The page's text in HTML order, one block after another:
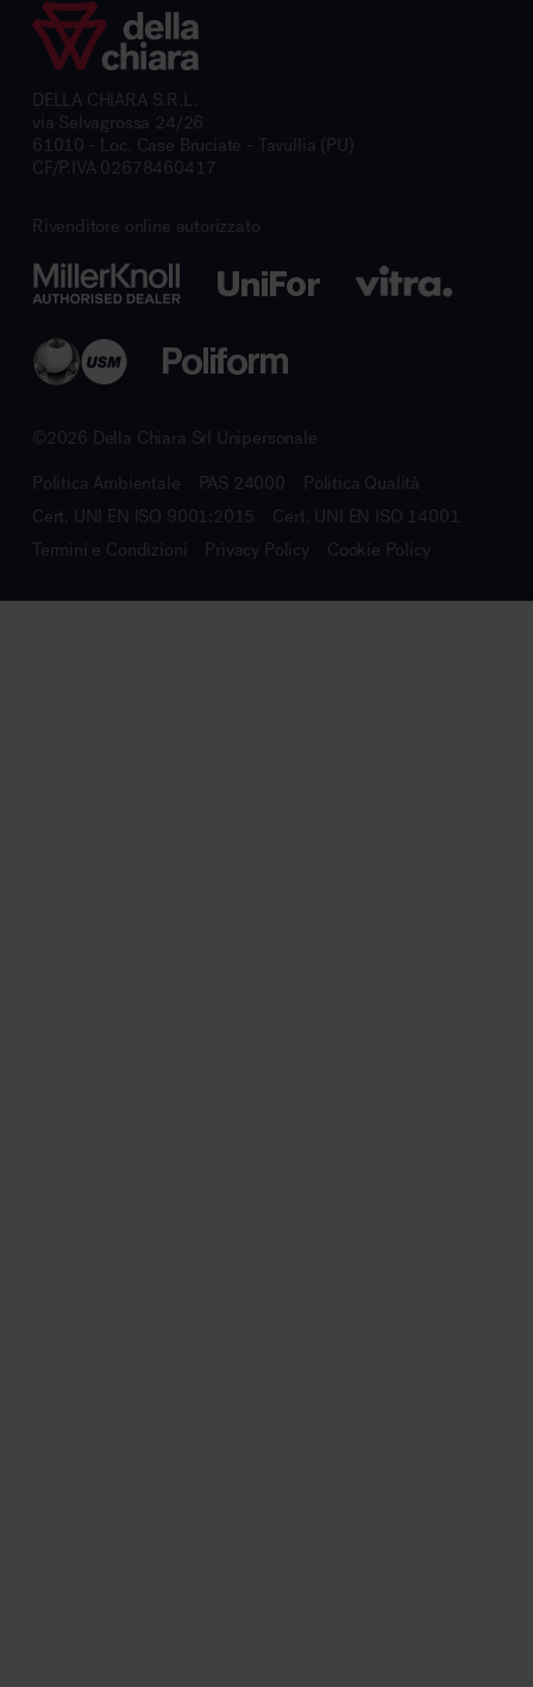
DELLA CHIARA S.R.L.
via Selvagrossa 24/26
61010 - Loc. Case Bruciate - Tavullia (PU)
CF/P.IVA 02678460417
Rivenditore online autorizzato
©2026 Della Chiara Srl Unipersonale
Politica Ambientale PAS 24000
Politica Qualità
Cert. UNI EN ISO 9001:2015
Cert. UNI EN ISO 14001
Termini e Condizioni
Privacy Policy Cookie Policy